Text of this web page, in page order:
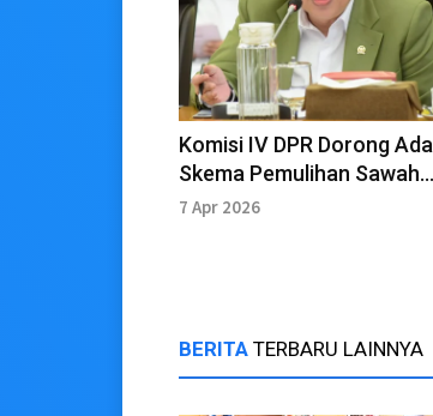
Komisi IV DPR Dorong Ada
Skema Pemulihan Sawah
yang Terdampak Banjir
7 Apr 2026
BERITA TERBARU LAINNYA